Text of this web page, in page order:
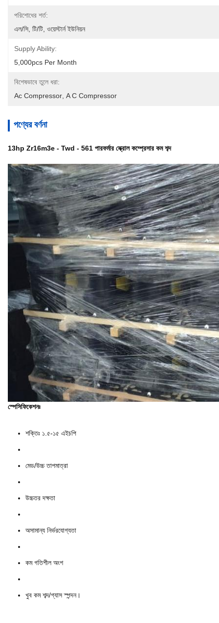
পরিশোধের শর্ত:
এল/সি, টি/টি, ওয়েস্টার্ন ইউনিয়ন
Supply Ability:
5,000pcs Per Month
বিশেষভাবে তুলে ধরা:
Ac Compressor A C Compressor
পণ্যের বর্ণনা
13hp Zr16m3e - Twd - 561 পারফর্মার স্ক্রোল কম্প্রেসার কম শব্দ
স্পেসিফিকেশনঃ
শক্তিঃ ১.৫-১৫ এইচপি
মেড/উচ্চ তাপমাত্রা
উচ্চতর দক্ষতা
অসামান্য নির্ভরযোগ্যতা
কম গতিশীল অংশ
খুব কম শব্দ/গ্যাস স্পন্দন।